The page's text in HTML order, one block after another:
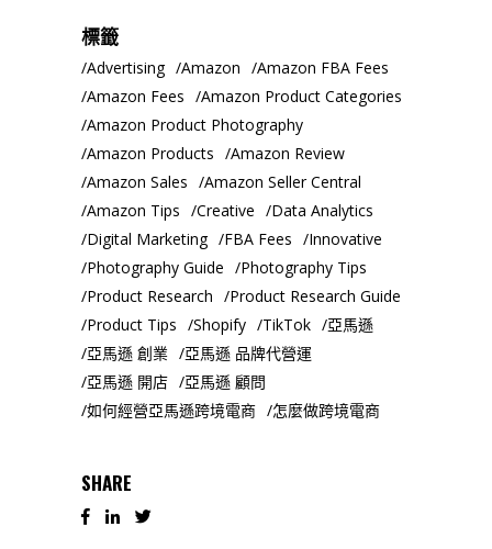
標籤
Advertising Amazon
Amazon FBA Fees
Amazon Fees
Amazon Product Categories
Amazon Product Photography
Amazon Products
Amazon Review
Amazon Sales
Amazon Seller Central
Amazon Tips
Creative
Data Analytics
Digital Marketing
FBA Fees
Innovative
Photography Guide
Photography Tips
Product Research
Product Research Guide
Product Tips
Shopify TikTok
亞馬遜
亞馬遜 創業
亞馬遜 品牌代營運
亞馬遜 開店
亞馬遜 顧問
如何經營亞馬遜跨境電商
怎麼做跨境電商
SHARE